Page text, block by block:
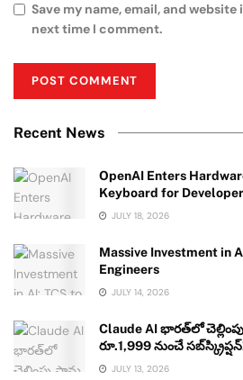
Save my name, email, and
next time I comment.
Recent News
OpenAI Enters
Keyboard for
JULY 18, 2026
Massive Investment in
Engineers
JULY 14, 2026
Claude AI భారత్‌లో చెల్లింపు
రూ.1,999 నుంచే
JULY 13, 2026